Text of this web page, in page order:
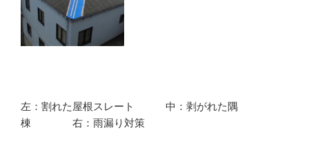
左：割れた屋根スレート 中：剥がれた隅
棟 右：雨漏り対策